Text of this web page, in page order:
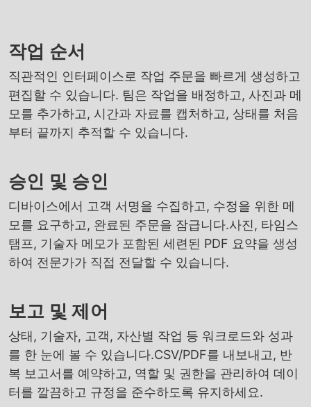
작업 순서
직관적인 인터페이스로 작업 주문을 빠르게 생성하고
편집할 수 있습니다. 팀은 작업을 배정하고, 사진과 메
모를 추가하고, 시간과 자료를 캡처하고, 상태를 처음
부터 끝까지 추적할 수 있습니다.
승인 및 승인
디바이스에서 고객 서명을 수집하고, 수정을 위한 메
모를 요구하고, 완료된 주문을 잠급니다.사진, 타임스
탬프, 기술자 메모가 포함된 세련된 PDF 요약을 생성
하여 전문가가 직접 전달할 수 있습니다.
보고 및 제어
상태, 기술자, 고객, 자산별 작업 등 워크로드와 성과
를 한 눈에 볼 수 있습니다.CSV/PDF를 내보내고, 반
복 보고서를 예약하고, 역할 및 권한을 관리하여 데이
터를 깔끔하고 규정을 준수하도록 유지하세요.